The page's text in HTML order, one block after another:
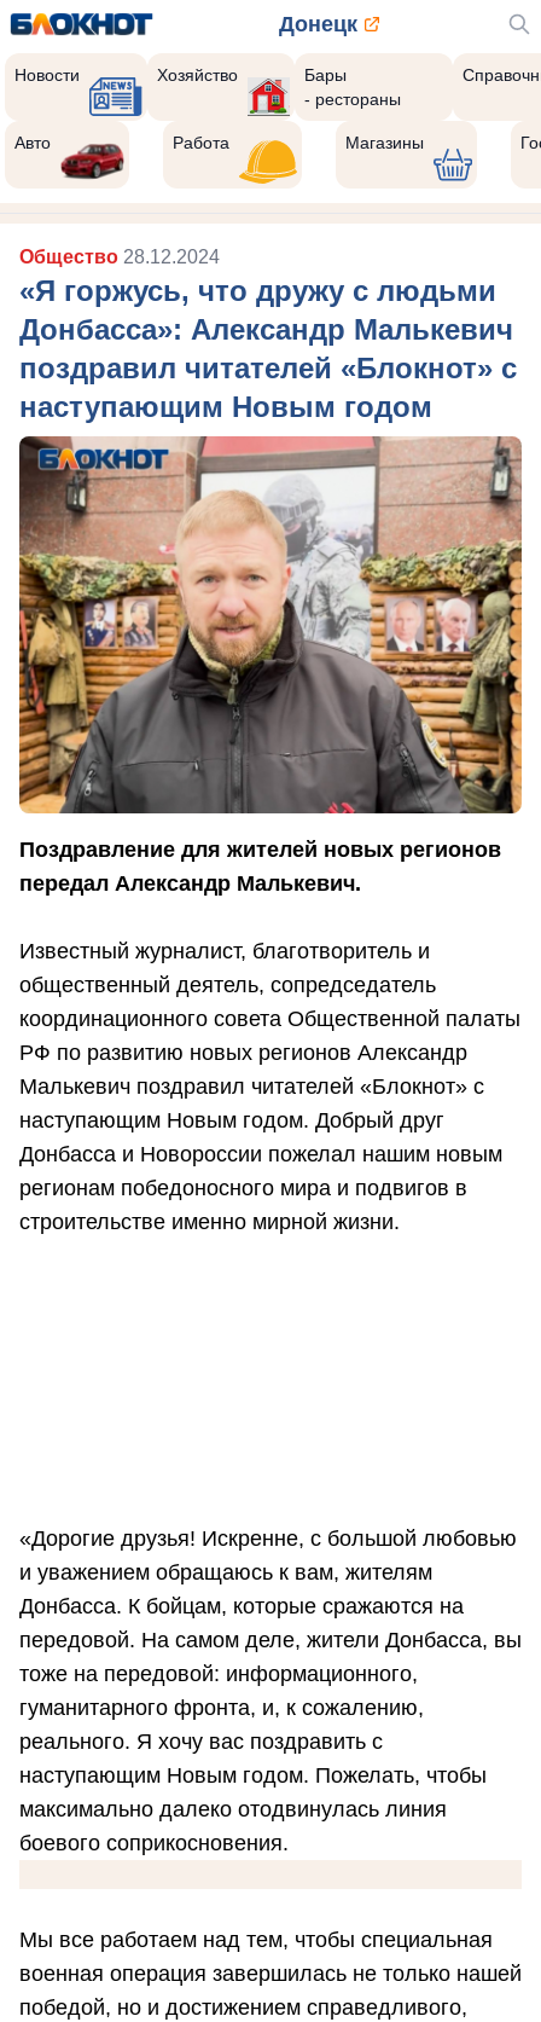
Донецк
Новости Хозяйство
Бары
- рестораны
Авто Работа Магазины
Общество 28.12.2024
«Я горжусь, что дружу с людьми
Донбасса»: Александр Малькевич
поздравил читателей «Блокнот» с
наступающим Новым годом
Поздравление для жителей новых регионов
передал Александр Малькевич.
Известный журналист, благотворитель и
общественный деятель, сопредседатель
координационного совета Общественной палаты
РФ по развитию новых регионов Александр
Малькевич поздравил читателей «Блокнот» с
наступающим Новым годом. Добрый друг
Донбасса и Новороссии пожелал нашим новым
регионам победоносного мира и подвигов в
строительстве именно мирной жизни.
«Дорогие друзья! Искренне, с большой любовью
и уважением обращаюсь к вам, жителям
Донбасса. К бойцам, которые сражаются на
передовой. На самом деле, жители Донбасса, вы
тоже на передовой: информационного,
гуманитарного фронта, и, к сожалению,
реального. Я хочу вас поздравить с
наступающим Новым годом. Пожелать, чтобы
максимально далеко отодвинулась линия
боевого соприкосновения.
Мы все работаем над тем, чтобы специальная
военная операция завершилась не только нашей
победой, но и достижением справедливого,